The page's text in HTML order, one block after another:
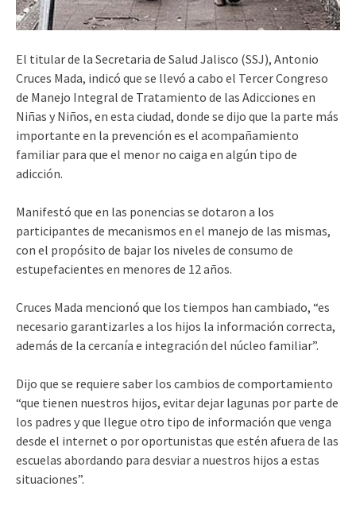
El titular de la Secretaria de Salud Jalisco (SSJ), Antonio
Cruces Mada, indicó que se llevó a cabo el Tercer Congreso
de Manejo Integral de Tratamiento de las Adicciones en
Niñas y Niños, en esta ciudad, donde se dijo que la parte más
importante en la prevención es el acompañamiento
familiar para que el menor no caiga en algún tipo de
adicción.
Manifestó que en las ponencias se dotaron a los
participantes de mecanismos en el manejo de las mismas,
con el propósito de bajar los niveles de consumo de
estupefacientes en menores de 12 años.
Cruces Mada mencionó que los tiempos han cambiado, “es
necesario garantizarles a los hijos la información correcta,
además de la cercanía e integración del núcleo familiar”.
Dijo que se requiere saber los cambios de comportamiento
“que tienen nuestros hijos, evitar dejar lagunas por parte de
los padres y que llegue otro tipo de información que venga
desde el internet o por oportunistas que estén afuera de las
escuelas abordando para desviar a nuestros hijos a estas
situaciones”.